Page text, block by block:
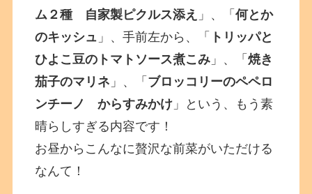
ム２種 自家製ピクルス添え 」、「何とか
のキッシュ 」、手前左から、「
トリッパと
ひよこ豆のトマトソース煮こみ 」、「焼き
茄子のマリネ 」、「 ブロッコリーのペペロ
ンチーノ からすみかけ 」という、もう素
晴らしすぎる内容です！
お昼からこんなに贅沢な前菜がいただける
なんて！